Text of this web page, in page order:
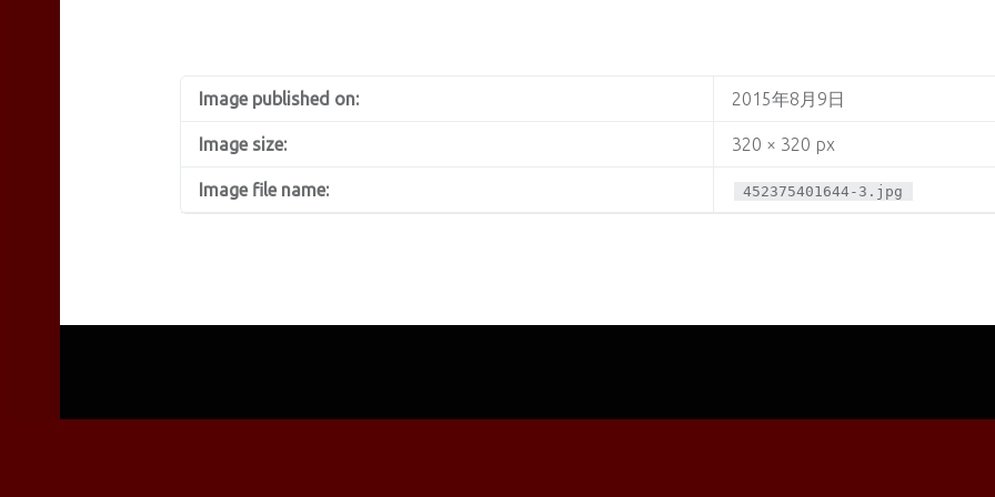
Image published on: 2015年8月9日
Image size: 320 × 320 px
Image file name: 452375401644-3.jpg